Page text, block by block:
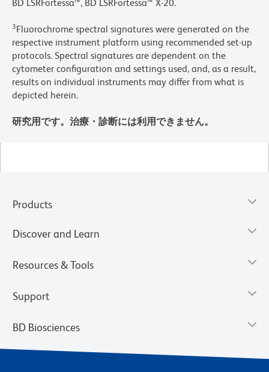
BD LSRFortessa™, BD LSRFortessa™ X-20.
3Fluorochrome spectral signatures were generated on the
respective instrument platform using recommended set-up
protocols. Spectral signatures are dependent on the
cytometer configuration and settings used, and, as a result,
results on individual instruments may differ from what is
depicted herein.
研究用です。治療・診断には利用できません。
Products
Discover and Learn
Resources & Tools
Support
BD Biosciences